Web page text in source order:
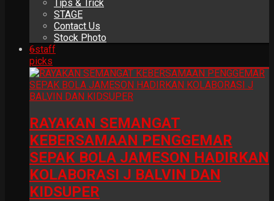
Tips & Trick
STAGE
Contact Us
Stock Photo
6staff
picks
RAYAKAN SEMANGAT
KEBERSAMAAN PENGGEMAR
SEPAK BOLA JAMESON HADIRKAN
KOLABORASI J BALVIN DAN
KIDSUPER